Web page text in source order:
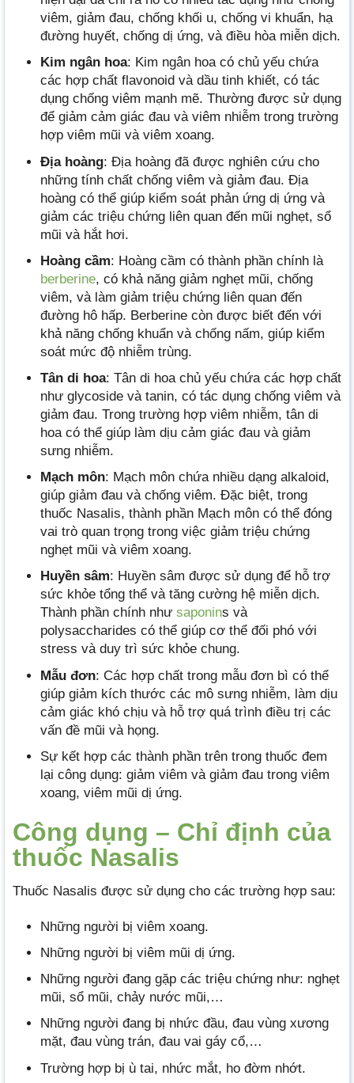
viêm, giảm đau, chống khối u, chống vi khuẩn, hạ
đường huyết, chống dị ứng, và điều hòa miễn dịch.
Kim ngân hoa: Kim ngân hoa có chủ yếu chứa
các hợp chất flavonoid và dầu tinh khiết, có tác
dụng chống viêm mạnh mẽ. Thường được sử dụng
để giảm cảm giác đau và viêm nhiễm trong trường
hợp viêm mũi và viêm xoang.
Địa hoàng: Địa hoàng đã được nghiên cứu cho
những tính chất chống viêm và giảm đau. Địa
hoàng có thể giúp kiểm soát phản ứng dị ứng và
giảm các triệu chứng liên quan đến mũi nghẹt, sổ
mũi và hắt hơi.
Hoàng cầm: Hoàng cầm có thành phần chính là
berberine, có khả năng giảm nghẹt mũi, chống
viêm, và làm giảm triệu chứng liên quan đến
đường hô hấp. Berberine còn được biết đến với
khả năng chống khuẩn và chống nấm, giúp kiểm
soát mức độ nhiễm trùng.
Tân di hoa: Tân di hoa chủ yếu chứa các hợp chất
như glycoside và tanin, có tác dụng chống viêm và
giảm đau. Trong trường hợp viêm nhiễm, tân di
hoa có thể giúp làm dịu cảm giác đau và giảm
sưng nhiễm.
Mạch môn: Mạch môn chứa nhiều dạng alkaloid,
giúp giảm đau và chống viêm. Đặc biệt, trong
thuốc Nasalis, thành phần Mạch môn có thể đóng
vai trò quan trọng trong việc giảm triệu chứng
nghẹt mũi và viêm xoang.
Huyền sâm: Huyền sâm được sử dụng để hỗ trợ
sức khỏe tổng thể và tăng cường hệ miễn dịch.
Thành phần chính như saponins và
polysaccharides có thể giúp cơ thể đối phó với
stress và duy trì sức khỏe chung.
Mẫu đơn: Các hợp chất trong mẫu đơn bì có thể
giúp giảm kích thước các mô sưng nhiễm, làm dịu
cảm giác khó chịu và hỗ trợ quá trình điều trị các
vấn đề mũi và họng.
Sự kết hợp các thành phần trên trong thuốc đem
lại công dụng: giảm viêm và giảm đau trong viêm
xoang, viêm mũi dị ứng.
Công dụng – Chỉ định của
thuốc Nasalis
Thuốc Nasalis được sử dụng cho các trường hợp sau:
Những người bị viêm xoang.
Những người bị viêm mũi dị ứng.
Những người đang gặp các triệu chứng như: nghẹt
mũi, sổ mũi, chảy nước mũi,…
Những người đang bị nhức đầu, đau vùng xương
mặt, đau vùng trán, đau vai gáy cổ,…
Trường hợp bị ù tai, nhức mắt, ho đờm nhớt.